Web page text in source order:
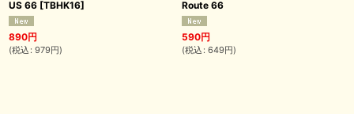
US 66 [TBHK16]
890円
(税込 : 979円)
Route 66
590円
(税込 : 649円)